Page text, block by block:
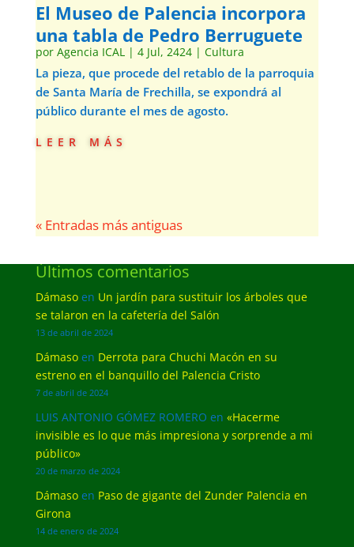
El Museo de Palencia incorpora
una tabla de Pedro Berruguete
por Agencia ICAL| 4 Jul, 2424| Cultura
La pieza, que procede del retablo de la parroquia
de Santa María de Frechilla, se expondrá al
público durante el mes de agosto.
leer más
« Entradas más antiguas
Últimos comentarios
Dámasoen Un jardín para sustituir los árboles que
se talaron en la cafetería del Salón
13 de abril de 2024
Dámasoen Derrota para Chuchi Macón en su
estreno en el banquillo del Palencia Cristo
7 de abril de 2024
LUIS ANTONIO GÓMEZ ROMERO en «Hacerme
invisible es lo que más impresiona y sorprende a mi
público»
20 de marzo de 2024
Dámasoen Paso de gigante del Zunder Palencia en
Girona
14 de enero de 2024